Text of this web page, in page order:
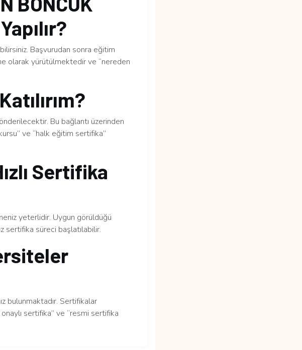
Başvurudan sonra eğitim
olarak yürütülmektedir ve “nereden
Bu bağlantı üzerinden
ve “halk eğitim sertifika”
Sertifika
yeterlidir. Uygun görüldüğü
sertifika süreci başlatılabilir.
bulunmaktadır. Sertifikalar
sertifika” ve “resmi sertifika